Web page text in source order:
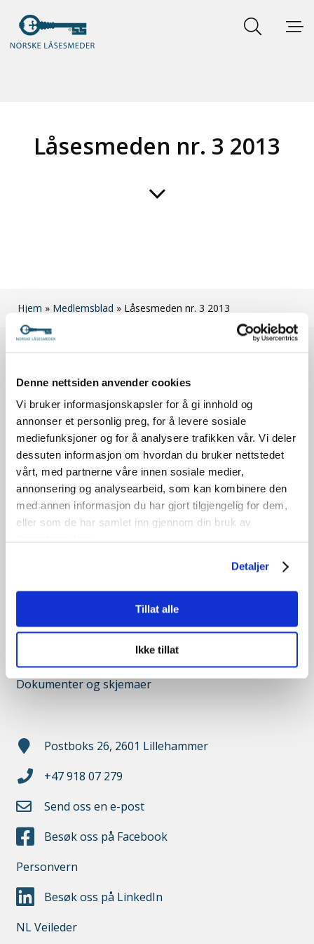
Denne nettsiden anvender cookies
Vi bruker informasjonskapsler for å gi innhold og
annonser et personlig preg, for å levere sosiale
mediefunksjoner og for å analysere trafikken vår. Vi deler
dessuten informasjon om hvordan du bruker nettstedet
vårt, med partnerne våre innen sosiale medier,
annonsering og analysearbeid, som kan kombinere den
med annen informasjon du har gjort tilgjengelig for dem,
eller som de har samlet inn gjennom din bruk av
Detaljer
Tillat alle
Ikke tillat
Låsesmeden nr. 3 2013
Hjem » Medlemsblad » Låsesmeden nr. 3 2013
Om foreningen
Medlemskap
Låsesmedutdanning
Finn FG godkjent låsesmed
Nyheter
Medlemsbladet Låsesmeden
Dokumenter og skjemaer
Postboks 26, 2601 Lillehammer
+47 918 07 279
Send oss en e-post
Besøk oss på Facebook
Personvern
Besøk oss på LinkedIn
NL Veileder